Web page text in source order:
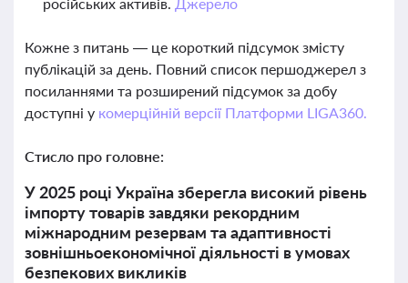
Кожне з питань — це короткий підсумок змісту
публікацій за день. Повний список першоджерел з
посиланнями та розширений підсумок за добу
доступні у комерційній версії Платформи LIGA360.
Стисло про головне:
У 2025 році Україна зберегла високий рівень
імпорту товарів завдяки рекордним
міжнародним резервам та адаптивності
зовнішньоекономічної діяльності в умовах
безпекових викликів